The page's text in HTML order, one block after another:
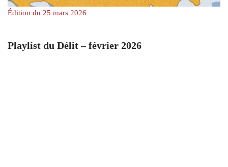
Édition du 25 mars 2026
Playlist du Délit – février 2026